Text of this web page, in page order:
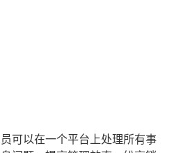
可以在一个平台上处理所有事